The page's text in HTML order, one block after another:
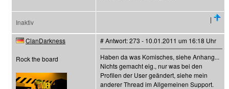
Inaktiv |
ClanDarkness
Rock the board
# Antwort: 273 - 10.01.2011 um 16:18 Uhr
Haben da was Komisches, siehe Anhang...
Nichts gemacht eig., nur was bei den
Profilen der User geändert, siehe mein
anderer Thread im Allgemeinen Support.